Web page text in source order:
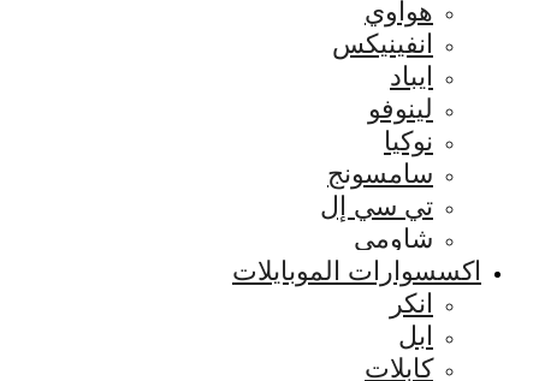
هواوي
انفينيكس
ايباد
لينوفو
نوكيا
سامسونج
تي سي إل
شاومي
اكسسوارات الموبايلات
انكر
ابل
كابلات